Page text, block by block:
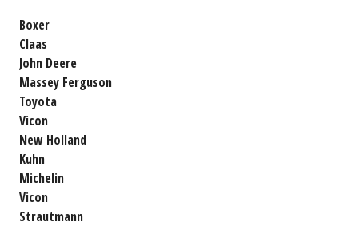
Boxer
Claas
John Deere
Massey Ferguson
Toyota
Vicon
New Holland
Kuhn
Michelin
Vicon
Strautmann